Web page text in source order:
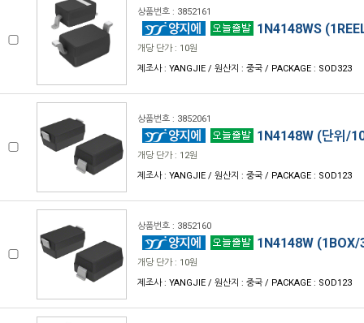
상품번호 : 3852161
1N4148WS
개당 단가 : 10원
제조사 : YANGJIE / 원산지 : 중국 / PACKAGE : SOD323
상품번호 : 3852061
1N4148W (단위/
개당 단가 : 12원
제조사 : YANGJIE / 원산지 : 중국 / PACKAGE : SOD123
상품번호 : 3852160
1N4148W (1BOX/
개당 단가 : 10원
제조사 : YANGJIE / 원산지 : 중국 / PACKAGE : SOD123